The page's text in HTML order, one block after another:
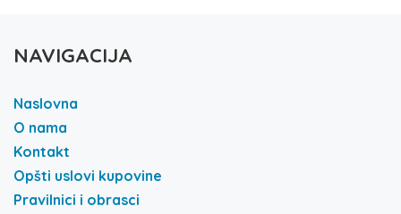
NAVIGACIJA
Naslovna
O nama
Kontakt
Opšti uslovi kupovine
Pravilnici i obrasci